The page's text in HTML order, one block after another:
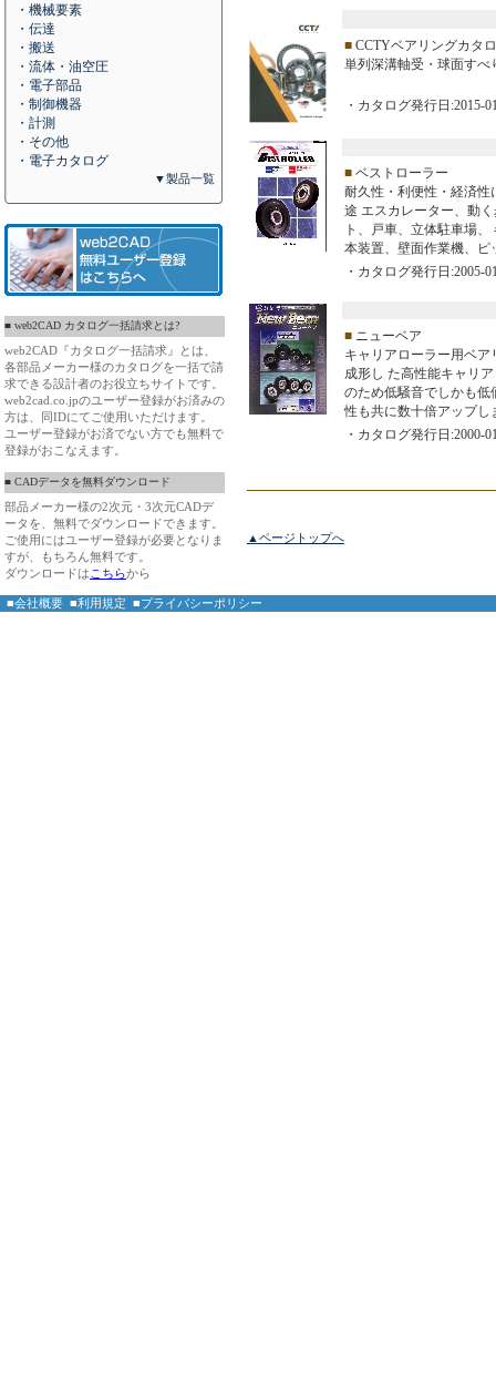
・機械要素
・伝達
・搬送
・流体・油空圧
・電子部品
・制御機器
・計測
・その他
・電子カタログ
▼製品一覧
■ web2CAD カタログ一括請求とは?
web2CAD『カタログ一括請求』とは、
各部品メーカー様のカタログを一括で請
求できる設計者のお役立ちサイトです。
web2cad.co.jpのユーザー登録がお済みの
方は、同IDにてご使用いただけます。
ユーザー登録がお済でない方でも無料で
登録がおこなえます。
■ CADデータを無料ダウンロード
部品メーカー様の2次元・3次元CADデ
ータを、無料でダウンロードできます。
ご使用にはユーザー登録が必要となりま
すが、もちろん無料です。
ダウンロードは こちらから
■ CCTYベアリングカタ
単列深溝軸受・球面すべ
・カタログ発行日:2015-
■ ベストローラー
耐久性・利便性・経済
途 エスカレーター、動
ト、戸車、立体駐車場
本装置、壁面作業機、ピ
・カタログ発行日:2005-
■ ニューベア
キャリアローラー用ベ
成形し た高性能キャリ
のため低騒音でしかも
性も共に数十倍アップし
・カタログ発行日:2000-
▲ページトップへ
■会社概要 ■利用規定 ■プライバシーポリシー